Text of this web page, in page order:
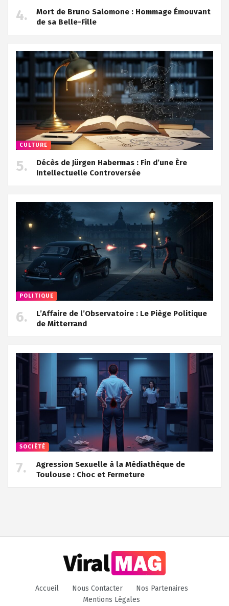
Mort de Bruno Salomone : Hommage Émouvant
de sa Belle-Fille
CULTURE
Décès de Jürgen Habermas : Fin d’une Ère
Intellectuelle Controversée
POLITIQUE
L’Affaire de l’Observatoire : Le Piège Politique
de Mitterrand
SOCIÉTÉ
Agression Sexuelle à la Médiathèque de
Toulouse : Choc et Fermeture
Accueil Nous Contacter
Nos Partenaires
Mentions Légales